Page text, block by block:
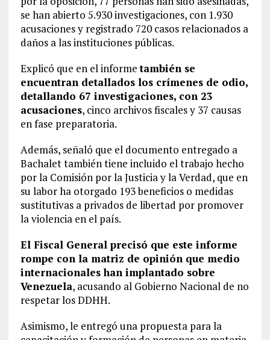
se han abierto 5.930 investigaciones, con 1.930
acusaciones y registrado 720 casos relacionados a
daños a las instituciones públicas.
Explicó que en el informetambién se
encuentran detallados los crímenes de odio,
detallando 67 investigaciones, con 23
acusaciones, cinco archivos fiscales y 37 causas
en fase preparatoria.
Además, señaló que el documento entregado a
Bachalet también tiene incluido el trabajo hecho
por la Comisión por la Justicia y la Verdad, que en
su labor ha otorgado 193 beneficios o medidas
sustitutivas a privados de libertad por promover
la violencia en el país.
El Fiscal General precisó que este informe
rompe con la matriz de opinión que medio
internacionales han implantado sobre
Venezuela, acusando al Gobierno Nacional de no
respetar los DDHH.
Asimismo, le entregó una propuesta para la